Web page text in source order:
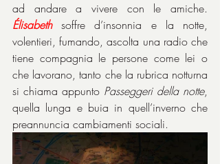
Élisabeth soffre d’insonnia e la notte,
volentieri, fumando, ascolta una radio che
tiene compagnia le persone come lei o
che lavorano, tanto che la rubrica notturna
si chiama appunto Passeggeri della notte,
quella lunga e buia in quell’inverno che
preannuncia cambiamenti sociali.